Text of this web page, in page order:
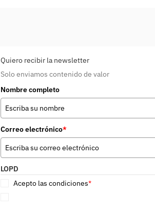
Quiero recibir la newsletter
Solo enviamos contenido de valor
Nombre completo
Correo electrónico*
LOPD
Acepto las condiciones*